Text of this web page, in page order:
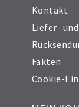
Kontakt
Liefer-
Fakten
Cookie-